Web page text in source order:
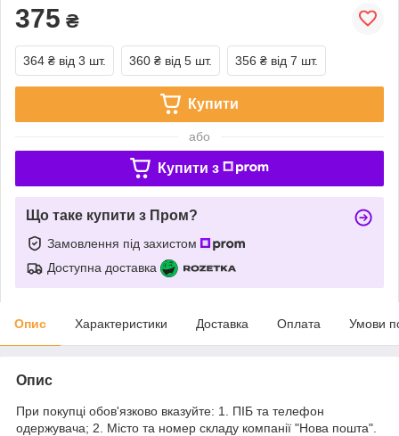
375 ₴
364 ₴ від 3 шт. 360 ₴ від 5 шт. 356 ₴ від 7 шт.
Купити
або
Купити з
Що таке купити з Пром?
Замовлення під захистом
Доступна доставка
Опис Характеристики Доставка Оплата Умови
Опис
При покупці обов'язково вказуйте: 1. ПІБ та телефон
одержувача; 2. Місто та номер складу компанії "Нова пошта".